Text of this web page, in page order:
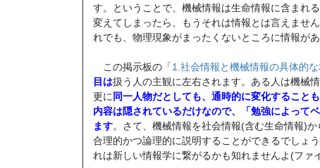
す。ということで、機械情報は生命情報に含まれ
変えてしまったら、もうそれは情報とは言えませ
れでも、物理現象がまったくないところに情報が
この掲示板の「1.社会情報と機械情報の具体的
目は扱う人の主観に左右されます。ある人は機械
更に 同一人物だとしても、通時的に変化すること
内容は隠されているだけなので、「勉強によって
ます。さて、機械情報を社会情報(含む生命情報)
合理的かつ論理的に説明することができるでしょ
れは新しい情報学に繋がるかも知れませんよ(ファ